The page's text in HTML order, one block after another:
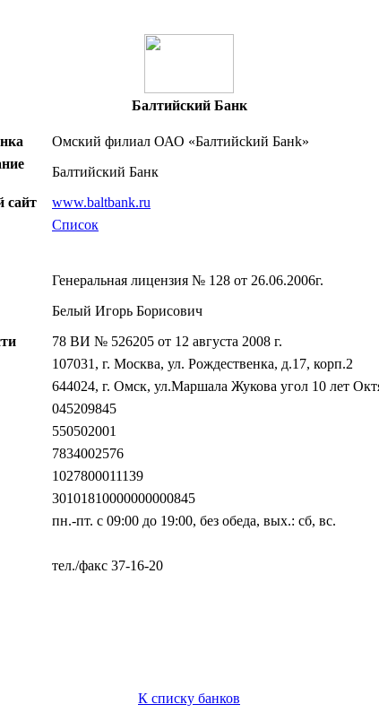
Балтийский Банк
Омский филиал ОАО «Балтийсkий Банk»
Балтийский Банк
сайт
www.baltbank.ru
Список
Генеральная лицензия № 128 от 26.06.2006г.
Белый Игорь Борисович
78 ВИ № 526205 от 12 августа 2008 г.
107031, г. Москва, ул. Рождественка, д.17, корп.2
644024, г. Омск, ул.Маршала Жукова угол 10 лет
045209845
550502001
7834002576
1027800011139
30101810000000000845
пн.-пт. с 09:00 до 19:00, без обеда, вых.: сб, вс.
тел./факс 37-16-20
К списку банков